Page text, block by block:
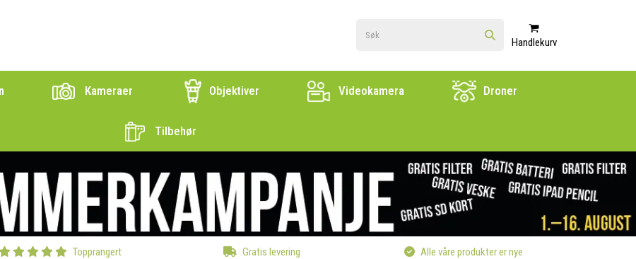
Handlekurv
Kameraer Objektiver Videokamera Droner
Tilbehør
Topprangert Gratis levering Alle våre produkter er nye